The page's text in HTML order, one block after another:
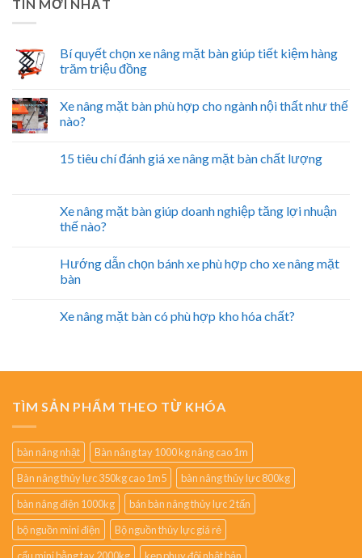
TIN MỚI NHẤT
Bí quyết chọn xe nâng mặt bàn giúp tiết kiệm hàng
trăm triệu đồng
Xe nâng mặt bàn phù hợp cho ngành nội thất như thế
nào?
15 tiêu chí đánh giá xe nâng mặt bàn chất lượng
Xe nâng mặt bàn giúp doanh nghiệp tăng lợi nhuận
thế nào?
Hướng dẫn chọn bánh xe phù hợp cho xe nâng mặt
bàn
Xe nâng mặt bàn có phù hợp kho hóa chất?
TÌM SẢN PHẨM THEO TỪ KHÓA
bàn nâng nhật
Bàn nâng tay 1000 kg nâng cao 1m
Bàn nâng thủy lực 350kg cao 1m5
bàn nâng thủy lực 800kg
bàn nâng điện 1000kg
bán bàn nâng thủy lực 2 tấn
bộ nguồn mini điện
Bộ nguồn thủy lực giá rẻ